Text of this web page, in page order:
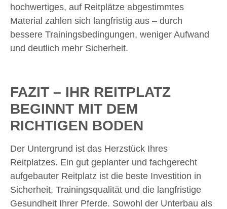
hochwertiges, auf Reitplätze abgestimmtes
Material zahlen sich langfristig aus – durch
bessere Trainingsbedingungen, weniger Aufwand
und deutlich mehr Sicherheit.
FAZIT – IHR REITPLATZ
BEGINNT MIT DEM
RICHTIGEN BODEN
Der Untergrund ist das Herzstück Ihres
Reitplatzes. Ein gut geplanter und fachgerecht
aufgebauter Reitplatz ist die beste Investition in
Sicherheit, Trainingsqualität und die langfristige
Gesundheit Ihrer Pferde. Sowohl der Unterbau als